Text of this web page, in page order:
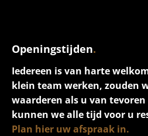
Openingstijden.
Iedereen is van harte
klein team werken, zouden
waarderen als u van tevoren
kunnen we alle tijd voor u
Plan hier uw afspraak in.